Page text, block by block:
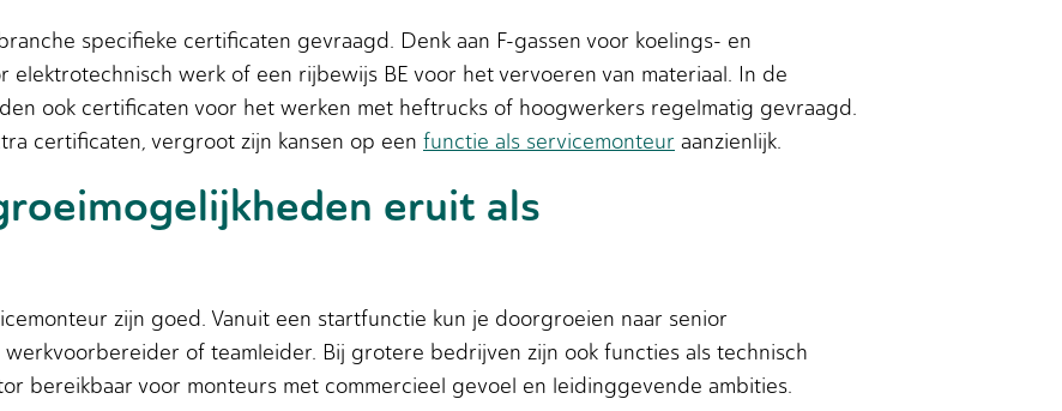
specifieke certificaten gevraagd. Denk aan F-gassen voor koelings- en
elektrotechnisch werk of een rijbewijs BE voor het vervoeren van materiaal. In de
ook certificaten voor het werken met heftrucks of hoogwerkers regelmatig gevraagd.
certificaten, vergroot zijn kansen op een functie als servicemonteur aanzienlijk.
eruit als
zijn goed. Vanuit een startfunctie kun je doorgroeien naar senior
of teamleider. Bij grotere bedrijven zijn ook functies als technisch
bereikbaar voor monteurs met commercieel gevoel en leidinggevende ambities.